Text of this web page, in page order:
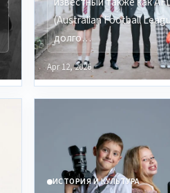
(Australian Football
долго…
Apr 12, 2026
ИСТОРИЯ И КУЛЬТУРА